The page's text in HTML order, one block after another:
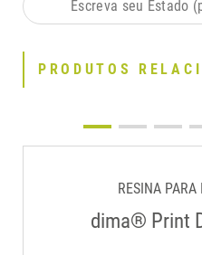
PRODUTOS
RESINA PARA
dima® Print